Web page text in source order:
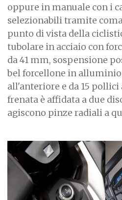
oppure in manuale con i
selezionabili tramite
punto di vista della
tubolare in acciaio con
da 41 mm, sospensione
bel forcellone in alluminio
all'anteriore e da 15
frenata è affidata a due
agiscono pinze radiali a